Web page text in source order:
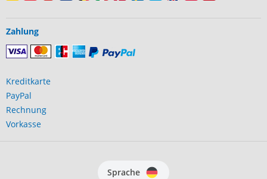
Zahlung
Kreditkarte
PayPal
Rechnung
Vorkasse
Sprache